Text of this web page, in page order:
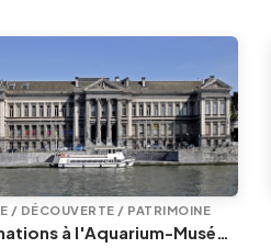
/ DÉCOUVERTE / PATRIMOINE
Animations à l'Aquarium-Muséum